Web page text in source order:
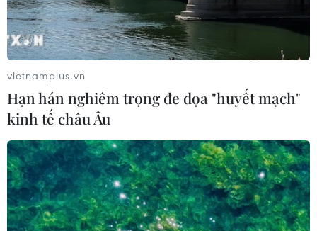
vietnamplus.vn
Hạn hán nghiêm trọng đe dọa "huyết mạch"
kinh tế châu Âu